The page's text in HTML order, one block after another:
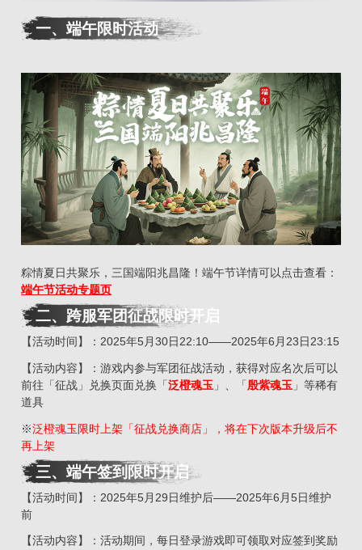
一、 端午限时活动
粽情夏日共聚乐，三国端阳兆昌隆！端午节详情可以点击查看：
端午节活动专题页
二、 跨服军团征战限时开启
【活动时间】：2025年5月30日22:10——2025年6月23日23:15
【活动内容】：游戏内参与军团征战活动，获得对应名次后可以
前往「征战」兑换页面兑换「泛橙魂玉 」、「 殷紫魂玉 」等稀有
道具
※泛橙魂玉限时上架「征战兑换商店」，将在下次版本升级后不
再上架
三、 端午签到限时开启
【活动时间】：2025年5月29日维护后——2025年6月5日维护
前
【活动内容】：活动期间，每日登录游戏即可领取对应签到奖励